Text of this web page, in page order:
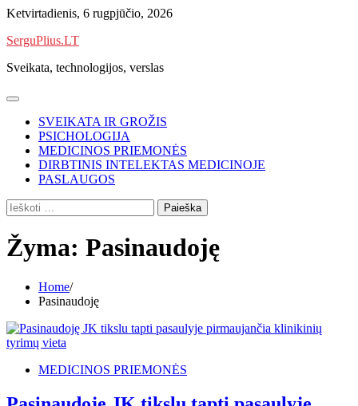
Skip
content
Ketvirtadienis, 6 rugpjūčio, 2026
SerguPlius.LT
Sveikata, technologijos, verslas
SVEIKATA IR GROŽIS
PSICHOLOGIJA
MEDICINOS PRIEMONĖS
DIRBTINIS INTELEKTAS MEDICINOJE
PASLAUGOS
Ieškoti:
Žyma: Pasinaudoję
Home
Pasinaudoję
MEDICINOS PRIEMONĖS